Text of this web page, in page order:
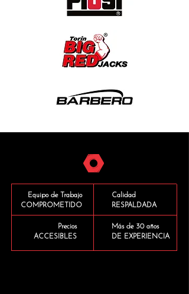
Equipo de Trabajo
COMPROMETIDO
Calidad
RESPALDADA
Precios
ACCESIBLES
Más de 30 años
DE EXPERIENCIA